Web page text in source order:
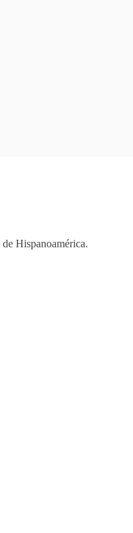
Hispanoamérica.